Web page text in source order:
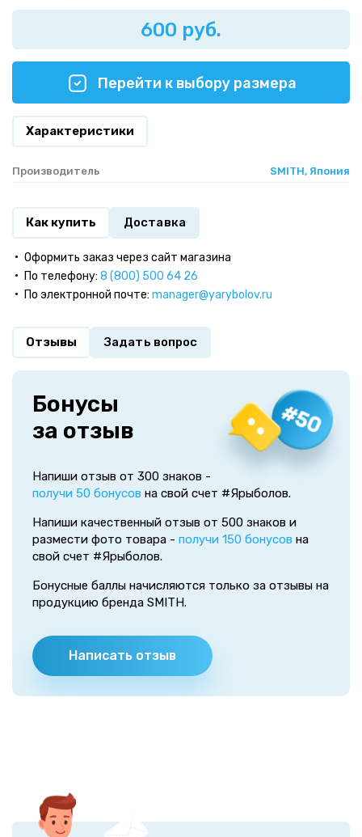
600 руб.
Перейти к выбору размера
Характеристики
Производитель SMITH, Япония
Как купить Доставка
Оформить заказ через сайт магазина
По телефону: 8 (800) 500 64 26
По электронной почте: manager@yarybolov.ru
Отзывы Задать вопрос
Бонусы
за отзыв
Напиши отзыв от 300 знаков -
получи 50 бонусов на свой счет #Ярыболов.
Напиши качественный отзыв от 500 знаков и
размести фото товара - получи 150 бонусов на
свой счет #Ярыболов.
Бонусные баллы начисляются только за отзывы на
продукцию бренда SMITH.
Написать отзыв